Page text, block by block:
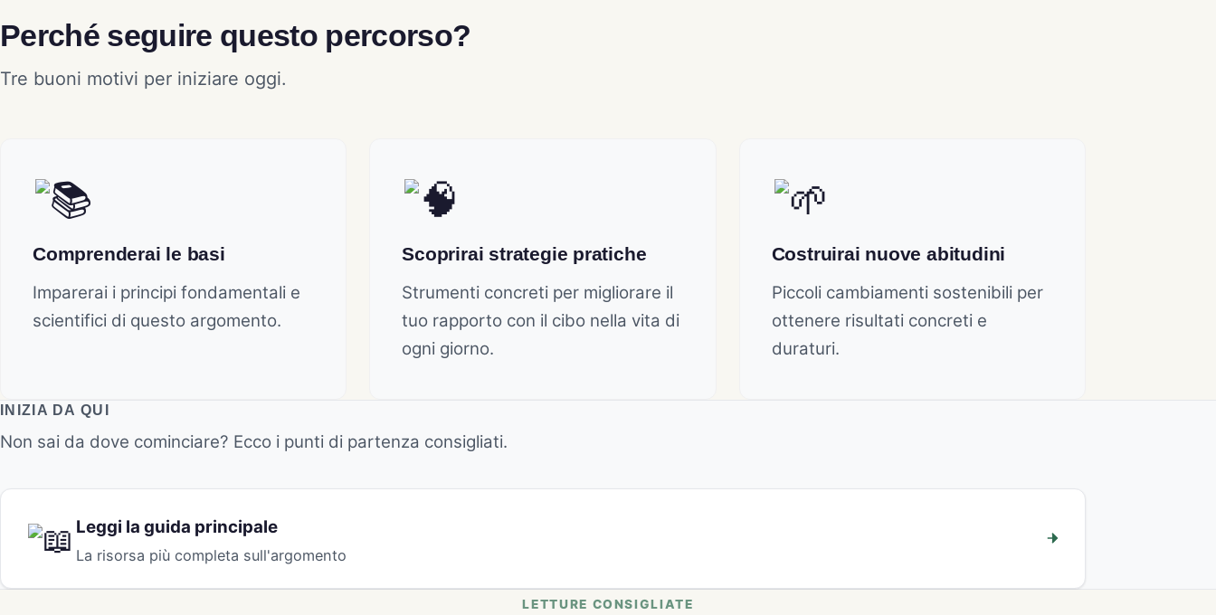
Perché seguire questo percorso?
Tre buoni motivi per iniziare oggi.
Comprenderai le basi
Imparerai i principi fondamentali e
scientifici di questo argomento.
Scoprirai strategie pratiche
Strumenti concreti per migliorare il
tuo rapporto con il cibo nella vita di
ogni giorno.
Costruirai nuove abitudini
Piccoli cambiamenti sostenibili per
ottenere risultati concreti e
duraturi.
INIZIA DA QUI
Non sai da dove cominciare? Ecco i punti di partenza consigliati.
Leggi la guida principale
La risorsa più completa sull'argomento